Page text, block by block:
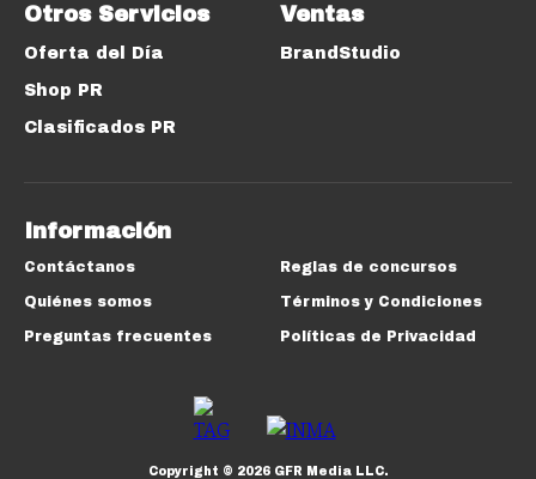
Otros Servicios
Oferta del Día
Shop PR
Clasificados PR
Ventas
BrandStudio
Información
Contáctanos
Quiénes somos
Preguntas frecuentes
Reglas de concursos
Términos y Condiciones
Políticas de Privacidad
Copyright © 2026GFR Media LLC.